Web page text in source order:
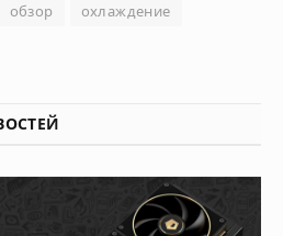
обзор
охлаждение